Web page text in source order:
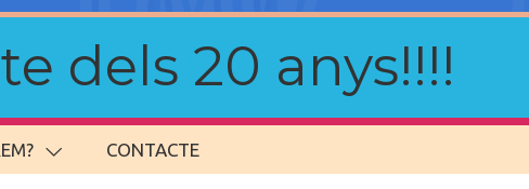
dels 20 anys!!!!
CONTACTE